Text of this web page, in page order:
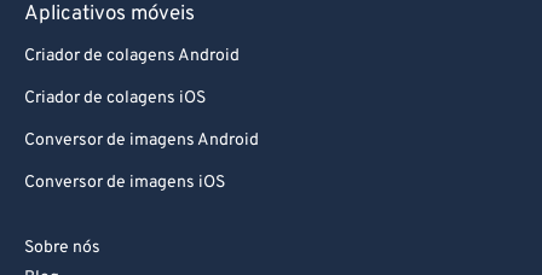
Aplicativos móveis
Criador de colagens Android
Criador de colagens iOS
Conversor de imagens Android
Conversor de imagens iOS
Sobre nós